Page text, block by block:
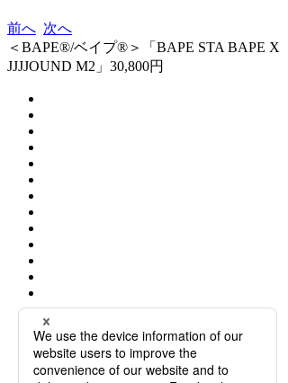
前へ 次へ
＜BAPE®/ベイプ®＞「BAPE STA BAPE X
JJJJOUND M2」30,800円